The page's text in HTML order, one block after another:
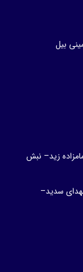
بیل
زید– نبش
سدید–